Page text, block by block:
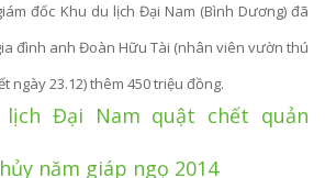
đốc Khu du lịch Đại Nam (Bình Dương) đã
đình anh Đoàn Hữu Tài (nhân viên vườn thú
ngày 23.12) thêm 450 triệu đồng.
Đại Nam quật chết quản
năm giáp ngọ 2014